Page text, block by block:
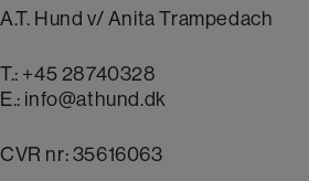
A.T. Hund v/ Anita Trampedach
T.: +45 28740328
E.: info@athund.dk
CVR nr: 35616063